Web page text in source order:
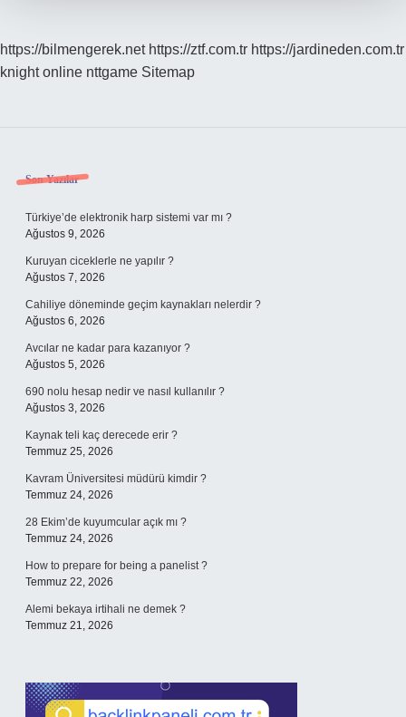
https://bilmengerek.net https://ztf.com.tr https://jardineden.com.tr
knight online nttgame Sitemap
Sidebar
Son Yazılar
Türkiye’de elektronik harp sistemi var mı ?
Ağustos 9, 2026
Kuruyan ciceklerle ne yapılır ?
Ağustos 7, 2026
Cahiliye döneminde geçim kaynakları nelerdir ?
Ağustos 6, 2026
Avcılar ne kadar para kazanıyor ?
Ağustos 5, 2026
690 nolu hesap nedir ve nasıl kullanılır ?
Ağustos 3, 2026
Kaynak teli kaç derecede erir ?
Temmuz 25, 2026
Kavram Üniversitesi müdürü kimdir ?
Temmuz 24, 2026
28 Ekim’de kuyumcular açık mı ?
Temmuz 24, 2026
How to prepare for being a panelist ?
Temmuz 22, 2026
Alemi bekaya irtihali ne demek ?
Temmuz 21, 2026